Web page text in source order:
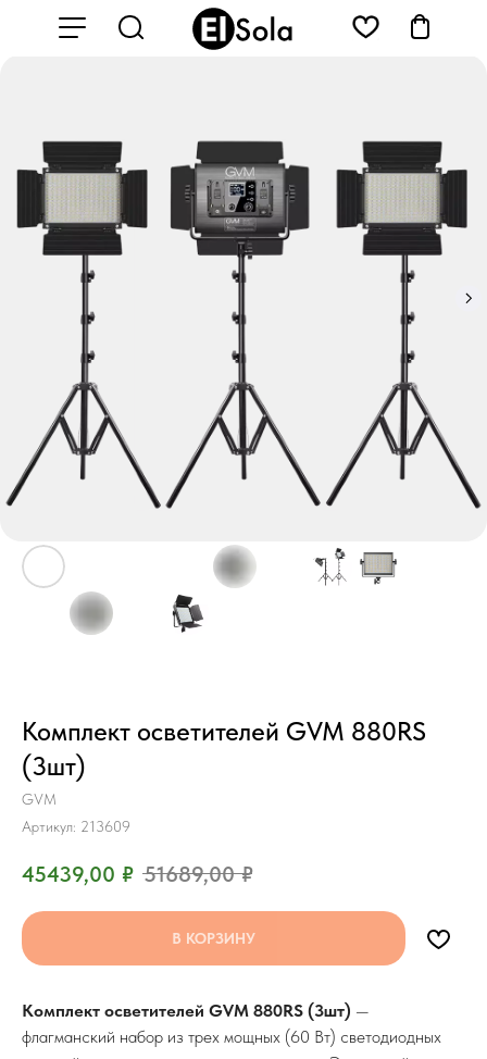
Комплект осветителей GVM 880RS
(3шт)
GVM
Артикул: 213609
45439,00 ₽ 51689,00 ₽
В КОРЗИНУ
Комплект осветителей GVM 880RS (3шт) —
флагманский набор из трех мощных (60 Вт) светодиодных